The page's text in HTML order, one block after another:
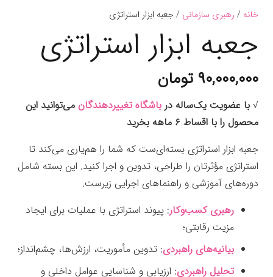
خانه / رهبری سازمانی / جعبه ابزار استراتژی
جعبه ابزار استراتژی
۹۰,۰۰۰,۰۰۰ تومان
√ با عضویت یک‌ساله در باشگاه تغییردهندگان می‌توانید این
محصول را با اقساط ۶ ماهه بخرید
جعبه ابزار استراتژی بسته‌ای‌ست که شما را هم‌یاری می‌کند تا
استراتژی مؤثرتان را طراحی، تدوین و اجرا کنید. این بسته شامل
دوره‌های آموزشی و راهنماهای اجرایی زیرست.
رهبری کسب‌وکار: پیوند استراتژی با عملیات برای ایجاد
مزیت رقابتی؛
بیانیه‌های راهبردی: تدوین مأموریت، ارزش‌ها، چشم‌انداز؛
تحلیل راهبردی: ارزیابی و شناسایی عوامل داخلی و